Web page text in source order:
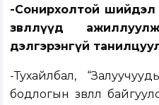
-Сонирхолтой
зөвлөлүүд
дэлгэрэнгүй
-Тухайлбал,
бодлогын зөвлөл